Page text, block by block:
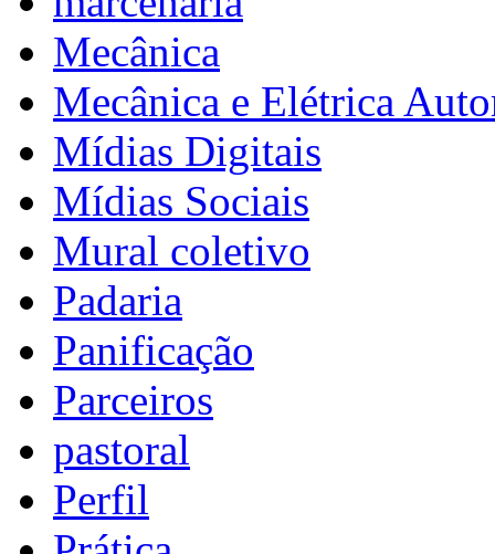
Mecânica
Mecânica e Elétrica
Mídias Digitais
Mídias Sociais
Mural coletivo
Padaria
Panificação
Parceiros
pastoral
Perfil